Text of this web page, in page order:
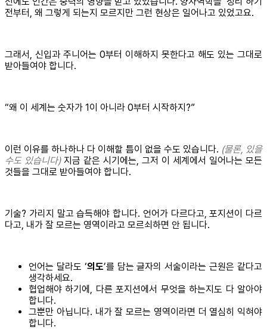
전부터, 왜 그렇게 되는지 모르지만 그런 현상은 일어나고 있었고요.
그래서, 신입과 주니어는 0부터 이해하지 못한다고 해도 있는 그대로
받아들여야 합니다.
“왜 이 세계는 숫자가 1이 아니라 0부터 시작하지?”
이런 이유를 하나하나 다 이해할 틈이 없을 수도 있습니다. (물론, 있을
수도 있습니다)지금 같은 시기에는, 그저 이 세계에서 일어나는 모든
것들을 그대로 받아들여야 합니다.
기술? 가리지 말고 습득해야 합니다. 언어가 다르다고, 포지션이 다르
다고, 내가 잘 모르는 영역이라고 모르쇠하면 안 됩니다.
언어는 달라도 ‘의도’를 담는 글자의 서술이라는 근원은 같다고
생각하세요.
협업해야 하기에, 다른 포지션에서 무엇을 하는지도 다 알아야
합니다.
그뿐만 아닙니다. 내가 잘 모르는 영역이라면 더 열심히 익혀야
합니다.